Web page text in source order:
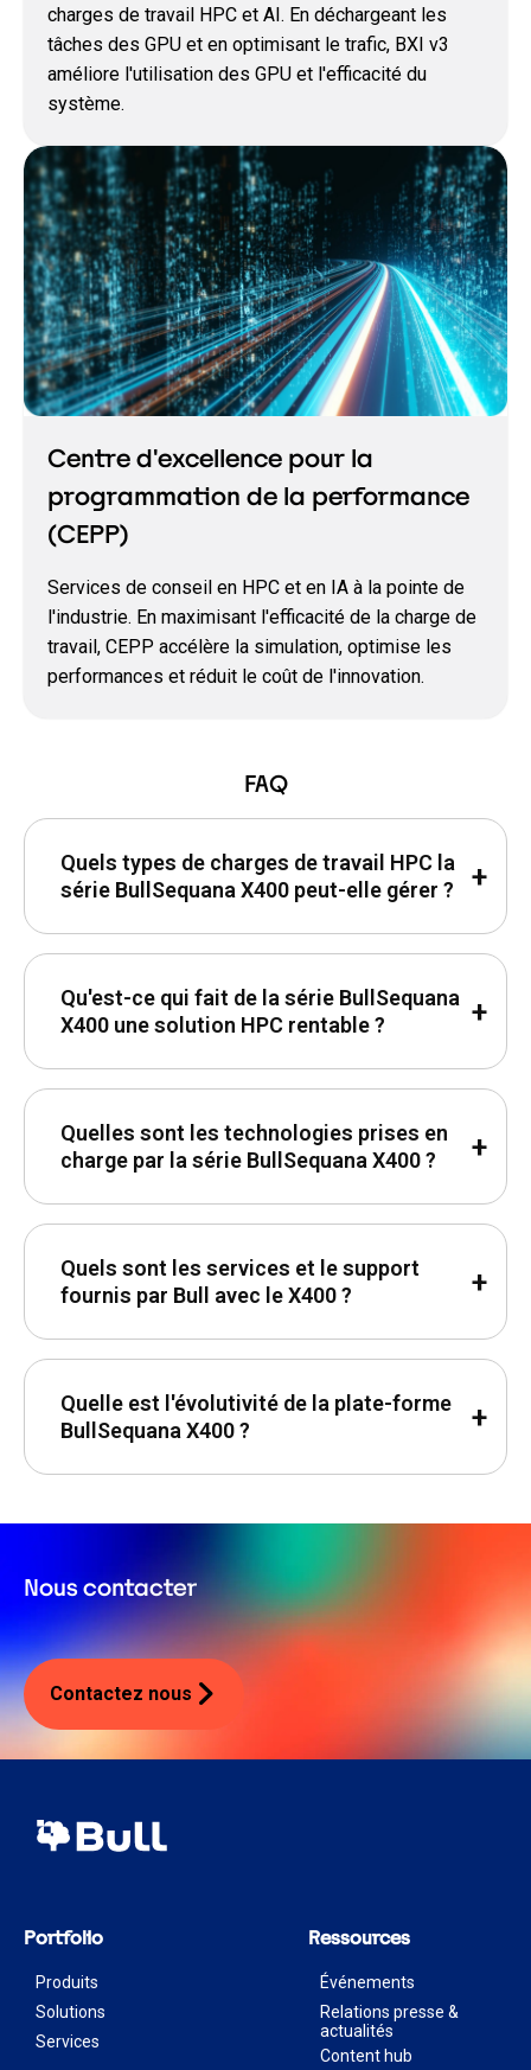
charges de travail HPC et AI. En déchargeant les
tâches des GPU et en optimisant le trafic, BXI v3
améliore l'utilisation des GPU et l'efficacité du
système.
Centre d'excellence pour la
programmation de la performance
(CEPP)
Services de conseil en HPC et en IA à la pointe de
l'industrie. En maximisant l'efficacité de la charge de
travail, CEPP accélère la simulation, optimise les
performances et réduit le coût de l'innovation.
FAQ
Quels types de charges de travail HPC la
série BullSequana X400 peut-elle gérer ?
Qu'est-ce qui fait de la série BullSequana
X400 une solution HPC rentable ?
Quelles sont les technologies prises en
charge par la série BullSequana X400 ?
Quels sont les services et le support
fournis par Bull avec le X400 ?
Quelle est l'évolutivité de la plate-forme
BullSequana X400 ?
Nous contacter
Contactez nous
Portfolio
Produits
Solutions
Services
Ressources
Événements
Relations presse &
actualités
Content hub